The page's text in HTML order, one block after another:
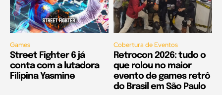
Games
Street Fighter 6 já
conta com a lutadora
Filipina Yasmine
Cobertura de Eventos
Retrocon 2026: tudo o
que rolou no maior
evento de games retrô
do Brasil em São Paulo